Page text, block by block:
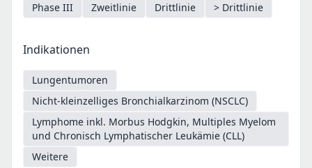
Phase III Zweitlinie Drittlinie > Drittlinie
Indikationen
Lungentumoren
Nicht-kleinzelliges Bronchialkarzinom (NSCLC)
Lymphome inkl. Morbus Hodgkin, Multiples Myelom
und Chronisch Lymphatischer Leukämie (CLL)
Weitere